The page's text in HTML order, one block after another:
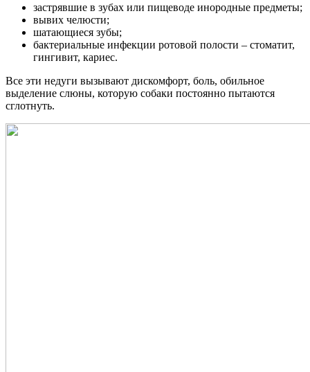
застрявшие в зубах или пищеводе инородные предметы;
вывих челюсти;
шатающиеся зубы;
бактериальные инфекции ротовой полости – стоматит,
гингивит, кариес.
Все эти недуги вызывают дискомфорт, боль, обильное
выделение слюны, которую собаки постоянно пытаются
сглотнуть.